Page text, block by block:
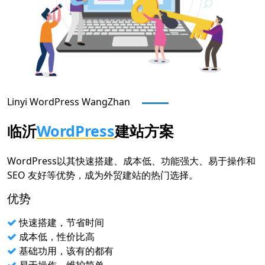
Linyi WordPress WangZhan
临沂WordPress建站方案
WordPress以其快速搭建、成本低、功能强大、易于操作和
SEO 友好等优势，成为外贸建站的热门选择。
优势
快速搭建，节省时间
成本低，性价比高
基础功用，该有的都有